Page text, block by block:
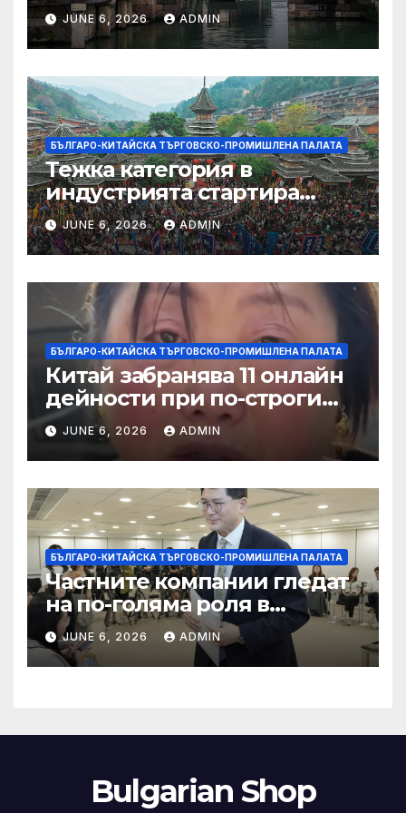
JUNE 6, 2026 ADMIN
БЪЛГАРО-КИТАЙСКА ТЪРГОВСКО-ПРОМИШЛЕНА ПАЛАТА
Тежка категория в
индустрията стартира
алианс за космическа
слънчева енергия
JUNE 6, 2026 ADMIN
БЪЛГАРО-КИТАЙСКА ТЪРГОВСКО-ПРОМИШЛЕНА ПАЛАТА
Китай забранява 11 онлайн
дейности при по-строги
правила за ограничаване на
слуховете и
кибернасилниците
JUNE 6, 2026 ADMIN
БЪЛГАРО-КИТАЙСКА ТЪРГОВСКО-ПРОМИШЛЕНА ПАЛАТА
Частните компании гледат
на по-голяма роля в
стратегическата
енергетика
JUNE 6, 2026 ADMIN
Bulgarian Shop